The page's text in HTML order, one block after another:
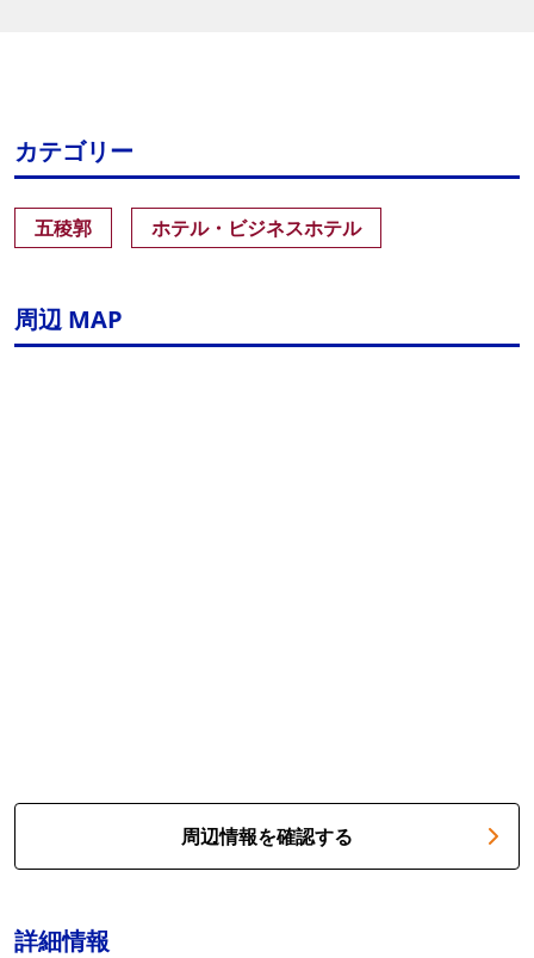
カテゴリー
五稜郭 ホテル・ビジネスホテル
周辺 MAP
周辺情報を確認する
詳細情報